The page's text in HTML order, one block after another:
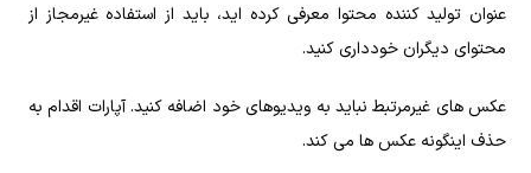
عنوان تولید کننده محتوا معرفی کرده‌ اید، باید از استفاده غیرمجاز از
محتوای دیگران خودداری کنید.
عکس‌ های غیرمرتبط نباید به ویدیوهای خود اضافه کنید. آپارات اقدام به
حذف اینگونه عکس‌ ها می‌ کند.